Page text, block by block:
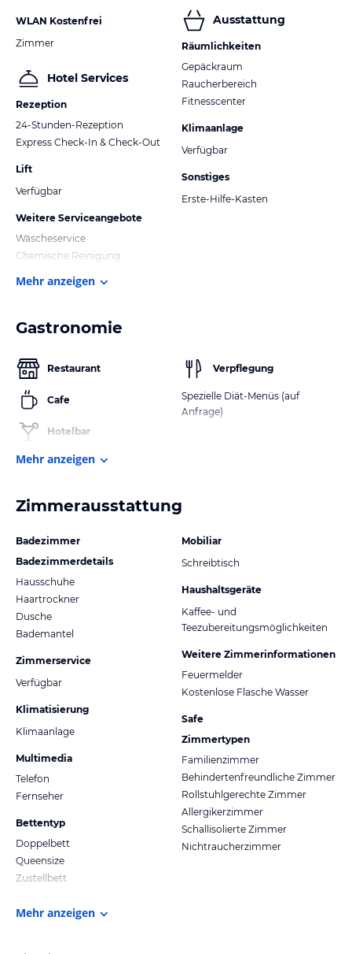
WLAN Kostenfrei
Zimmer
Hotel Services
Rezeption
24-Stunden-Rezeption
Express Check-In & Check-Out
Lift
Verfügbar
Weitere Serviceangebote
Wäscheservice
Chemische Reinigung
Ausstattung
Räumlichkeiten
Gepäckraum
Raucherbereich
Fitnesscenter
Klimaanlage
Verfügbar
Sonstiges
Erste-Hilfe-Kasten
Mehr anzeigen
Gastronomie
Restaurant
Cafe
Hotelbar
Verpflegung
Spezielle Diät-Menüs (auf
Anfrage)
Mehr anzeigen
Zimmerausstattung
Badezimmer
Badezimmerdetails
Hausschuhe
Haartrockner
Dusche
Bademantel
Zimmerservice
Verfügbar
Klimatisierung
Klimaanlage
Multimedia
Telefon
Fernseher
Bettentyp
Doppelbett
Queensize
Zustellbett
Mobiliar
Schreibtisch
Haushaltsgeräte
Kaffee- und
Teezubereitungsmöglichkeiten
Weitere Zimmerinformationen
Feuermelder
Kostenlose Flasche Wasser
Safe
Zimmertypen
Familienzimmer
Behindertenfreundliche Zimmer
Rollstuhlgerechte Zimmer
Allergikerzimmer
Schallisolierte Zimmer
Nichtraucherzimmer
Mehr anzeigen